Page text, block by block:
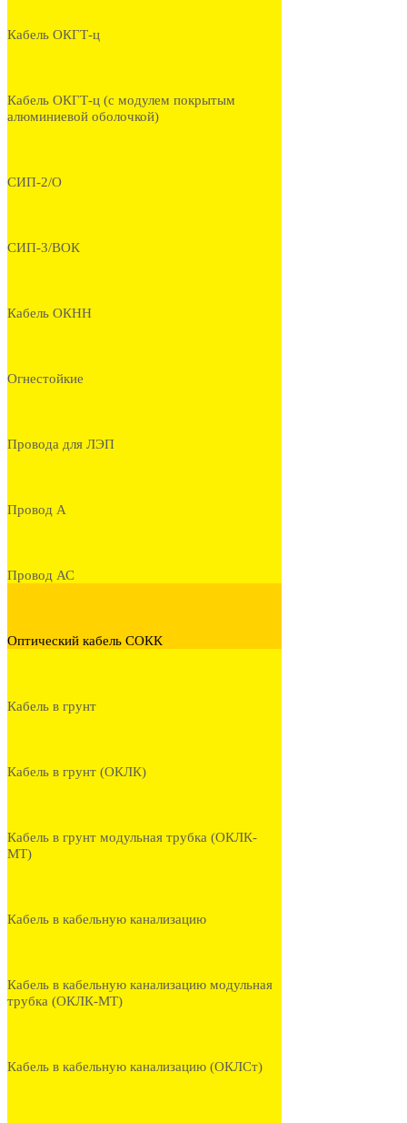
Кабель ОКГТ-ц
Кабель ОКГТ-ц (с модулем покрытым
алюминиевой оболочкой)
СИП-2/О
СИП-3/ВОК
Кабель ОКНН
Огнестойкие
Провода для ЛЭП
Провод А
Провод АС
Оптический кабель СОКК
Кабель в грунт
Кабель в грунт (ОКЛК)
Кабель в грунт модульная трубка (ОКЛК-
МТ)
Кабель в кабельную канализацию
Кабель в кабельную канализацию модульная
трубка (ОКЛК-МТ)
Кабель в кабельную канализацию (ОКЛСт)